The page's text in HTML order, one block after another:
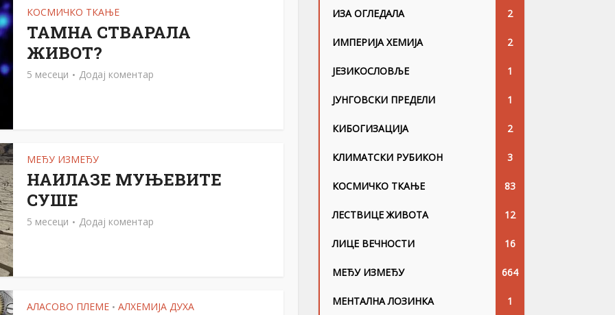
КОСМИЧКО ТКАЊЕ
ТАМНА СТВАРАЛА
ЖИВОТ?
5 месеци Додај коментар
МЕЂУ ИЗМЕЂУ
НАИЛАЗЕ МУЊЕВИТЕ
СУШЕ
5 месеци Додај коментар
АЛАСОВО ПЛЕМЕ • АЛХЕМИЈА ДУХА
ИЗА ОГЛЕДАЛА 2
ИМПЕРИЈА ХЕМИЈА 2
ЈЕЗИКОСЛОВЉЕ 1
ЈУНГОВСKИ ПРЕДЕЛИ 1
КИБОГИЗАЦИЈА 2
КЛИМАТСКИ РУБИКОН 3
КОСМИЧКО ТКАЊЕ 83
ЛЕСТВИЦЕ ЖИВОТА 12
ЛИЦЕ ВЕЧНОСТИ 16
МЕЂУ ИЗМЕЂУ 664
МЕНТАЛНА ЛОЗИНКА 1